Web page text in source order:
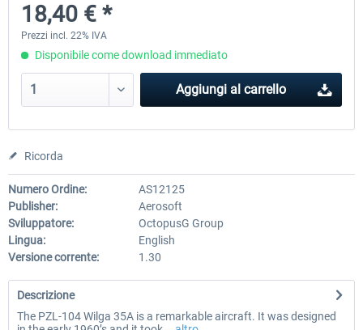
53,65 € *
18,40 € *
Prezzi incl. 22% IVA
Disponibile come download immediato
Aggiungi al carrello
Ricorda
Numero Ordine:
AS12125
Publisher:
Aerosoft
Sviluppatore:
OctopusG Group
Lingua:
English
Versione corrente:
1.30
Descrizione
The PZL-104 Wilga 35A is a remarkable aircraft. It was designed